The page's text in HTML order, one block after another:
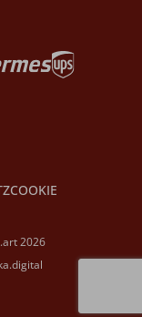
2026
COOKIE